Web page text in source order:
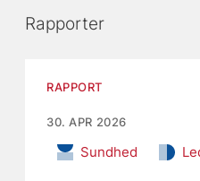
Rapporter
RAPPORT
30. APR 2026
Sundhed